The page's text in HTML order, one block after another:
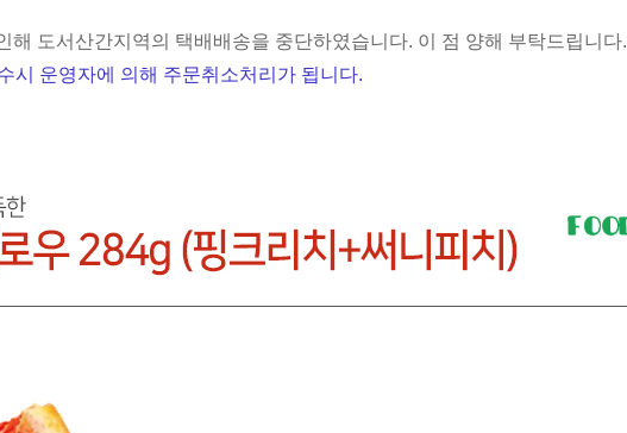
해 도서산간지역의 택배배송을 중단하였습니다. 이 점 양해 부탁드립니다.
시 운영자에 의해 주문취소처리가 됩니다.